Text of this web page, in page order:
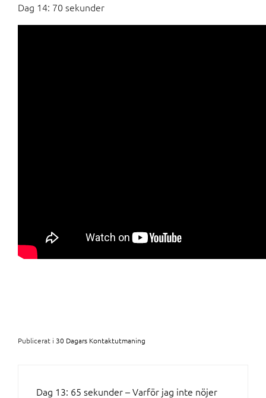
Dag 14: 70 sekunder
Publicerat i 30 Dagars Kontaktutmaning
INLÄGGSNAVIGERING
Dag 13: 65 sekunder – Varför jag inte nöjer